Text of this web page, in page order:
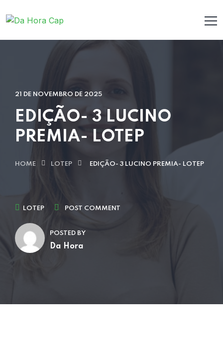
21 DE NOVEMBRO DE 2025
EDIÇÃO- 3 LUCINO
PREMIA- LOTEP
HOME LOTEP EDIÇÃO- 3 LUCINO PREMIA- LOTEP
LOTEP POST COMMENT
POSTED BY
Da Hora